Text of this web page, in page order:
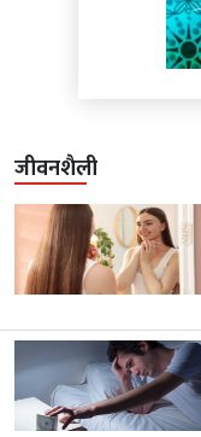
जीवनशैली